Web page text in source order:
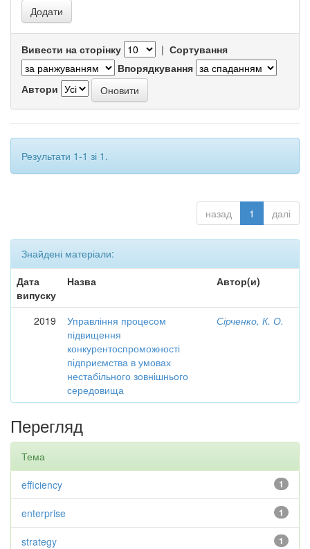
Вивести на сторінку | Сортування
Впорядкування
Автори
Результати 1-1 зі 1.
назад 1 далі
Знайдені матеріали:
Дата
випуску
Назва Автор(и)
2019
Управління процесом
підвищення
конкурентоспроможності
підприємства в умовах
нестабільного зовнішнього
середовища
Сірченко, К. О.
Перегляд
Тема
1
efficiency
1
enterprise
1
strategy